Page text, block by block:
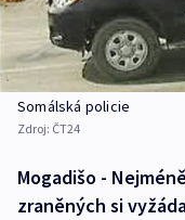
Somálská policie
Zdroj: ČT24
Mogadišo -
zraněných si